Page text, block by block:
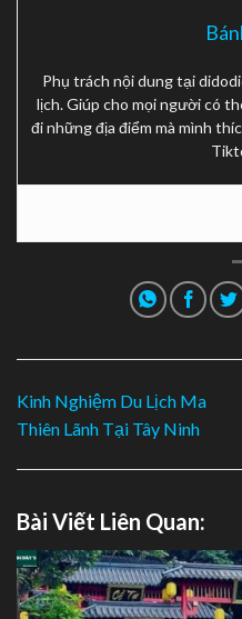
Phụ trách nội dung tại
lịch. Giúp cho mọi người có
đi những địa điểm mà mình
Kinh Nghiệm Du Lịch Ma
Thiên Lãnh Tại Tây Ninh
Bài Viết Liên Quan: